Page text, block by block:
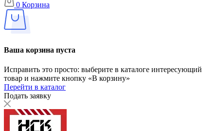
0 Корзина
Ваша корзина пуста
Исправить это просто: выберите в каталоге интересующий
товар и нажмите кнопку «В корзину»
Перейти в каталог
Подать заявку